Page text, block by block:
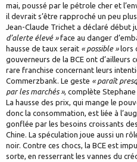
mai, poussé par le pétrole cher et
il devrait s’être rapproché un peu
Jean-Claude Trichet a déclaré début
d’alerte élevé »face au danger
hausse de taux serait « possible »lors
gouverneurs de la BCE ont d’ailleurs
rare franchise concernant leurs
Commerzbank. Le geste « paraît
par les marchés », complète
La hausse des prix, qui mange le
donc la consommation, est liée à
gonflée par les besoins croissants
Chine. La spéculation joue aussi un
noir. Contre ces chocs, la BCE est
sorte, en resserrant les vannes du